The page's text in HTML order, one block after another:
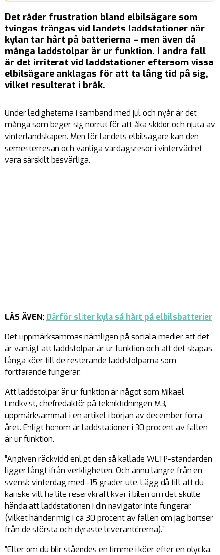
Det råder frustration bland elbilsägare som
tvingas trängas vid landets laddstationer när
kylan tar hårt på batterierna – men även då
många laddstolpar är ur funktion. I andra fall
är det irriterat vid laddstationer eftersom vissa
elbilsägare anklagas för att ta lång tid på sig,
vilket resulterat i bråk.
Under ledigheterna i samband med jul och nyår är det
många som beger sig norrut för att åka skidor och njuta av
vinterlandskapen. Men för landets elbilsägare kan den
semesterresan och vanliga vardagsresor i vintervädret
vara särskilt besvärliga.
LÄS ÄVEN: Därför sliter kyla så hårt på elbilsbatterier
Det uppmärksammas nämligen på sociala medier att det
är vanligt att laddstolpar är ur funktion och att det skapas
långa köer till de resterande laddstolparna som
fortfarande fungerar.
Att laddstolpar är ur funktion är något som Mikael
Lindkvist, chefredaktör på tekniktidningen M3,
uppmärksammat i en artikel i början av december förra
året. Enligt honom är laddstationer i 30 procent av fallen
är ur funktion.
”Angiven räckvidd enligt den så kallade WLTP-standarden
ligger långt ifrån verkligheten. Och ännu längre från en
svensk vinterdag med -15 grader ute. Lägg då till att du
kanske vill ha lite reservkraft kvar i bilen om det skulle
hända att laddstationen i din navigator inte fungerar
(vilket händer mig i ca 30 procent av fallen om jag bortser
från de största och dyraste leverantörerna).”
”Eller om du blir ståendes en timme i köer efter en olycka.